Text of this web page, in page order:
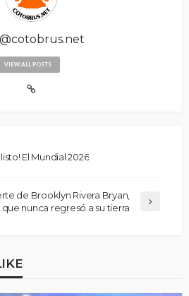
VIEW ALL POSTS
El Mundial 2026
de Brooklyn Rivera Bryan,
que nunca regresó a su tierra